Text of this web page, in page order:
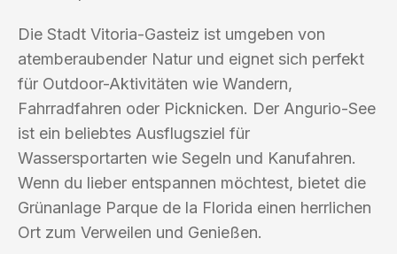
Die Stadt Vitoria-Gasteiz ist umgeben von
atemberaubender Natur und eignet sich perfekt
für Outdoor-Aktivitäten wie Wandern,
Fahrradfahren oder Picknicken. Der Angurio-See
ist ein beliebtes Ausflugsziel für
Wassersportarten wie Segeln und Kanufahren.
Wenn du lieber entspannen möchtest, bietet die
Grünanlage Parque de la Florida einen herrlichen
Ort zum Verweilen und Genießen.